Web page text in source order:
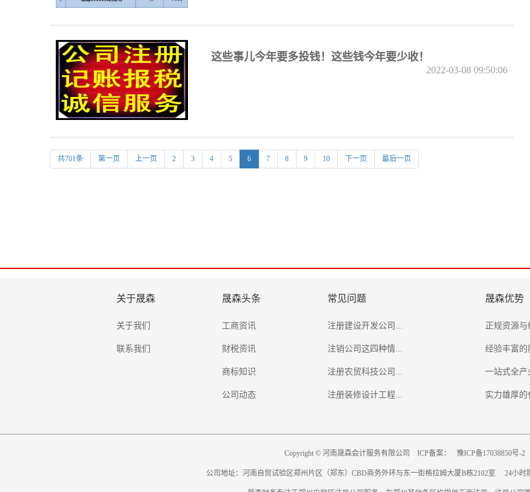
这些事儿今年要多投钱！这些钱今年要少收！
2022-03-08 09:50:06
共701条 第一页 上一页 2 3 4 5 6 7 8 9 10 下一页 最后一页
关于晟森
关于我们
联系我们
晟森头条
工商资讯
财税资讯
商标知识
公司动态
常见问题
注册建设开发公司...
注销公司这四种情...
注册农贸科技公司...
注册装修设计工程...
晟森优势
正规资源
经验丰富的
一站式全产
实力雄厚的
Copyright © 河南晟森会计服务有限公司 ICP备案： 豫ICP备17038850号-2
公司地址：河南自贸试验区郑州片区（郑东）CBD商务外环与东一街格拉姆大厦B栋2102室 24小时